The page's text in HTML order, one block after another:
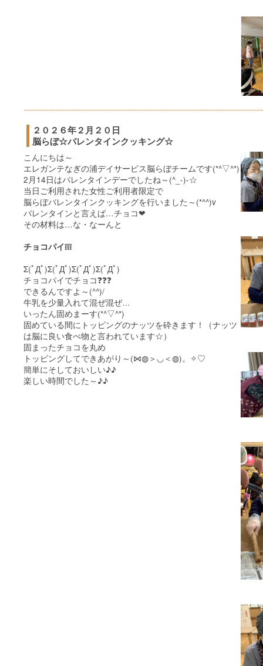
２０２６年２月２０日
脳らぼ☆バレンタインクッキング☆
こんにちは～
エレガンテなぎの浦デイサービス脳らぼチームです(*^▽^*)
2月14日はバレンタインデーでしたね～(^_-)-☆
当日ご利用された女性ご利用者限定で
脳らぼバレンタインクッキングを行いました～(*^^)v
バレンタインと言えば…チョコ❤
その材料は…な・なーんと
チョコパイ❕❕❕
Σ(ﾟДﾟ)Σ(ﾟДﾟ)Σ(ﾟДﾟ)Σ(ﾟДﾟ)
チョコパイでチョコ❓❓❓
できるんですよ～(^^)/
牛乳を少量入れて混ぜ混ぜ…
いったん固めまーす(*^▽^*)
固めている間にトッピングのナッツを砕きます！（ナッツ
は脳に良い食べ物と言われています☆）
固まったチョコを丸め
トッピングしてできあがり～(⋈◍＞◡＜◍)。✧♡
簡単にそしておいしい♪♪
楽しい時間でした～♪♪